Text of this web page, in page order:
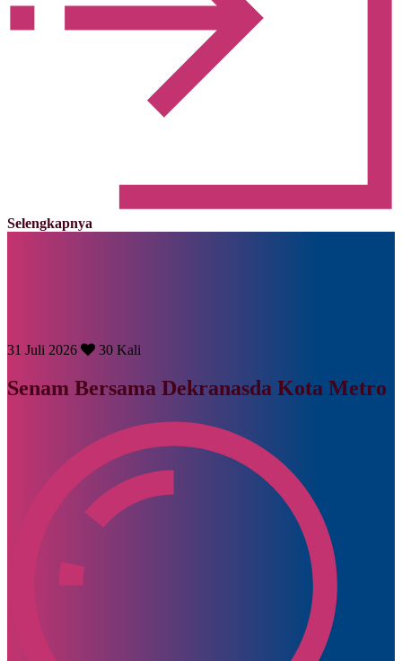
Selengkapnya
31 Juli 2026 30 Kali
Senam Bersama Dekranasda Kota Metro